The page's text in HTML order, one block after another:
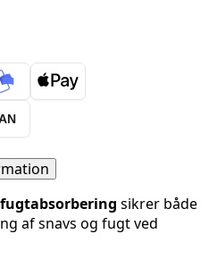
sikrer både
af snavs og fugt ved